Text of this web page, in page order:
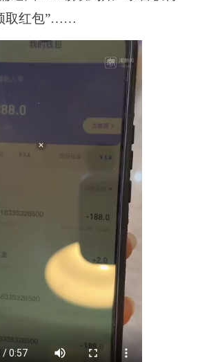
取红包”……